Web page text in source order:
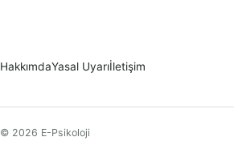
HakkımdaYasal Uyarıİletişim
© 2026 E-Psikoloji